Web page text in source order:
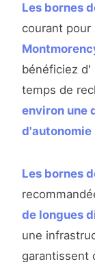
Les bornes
courant
bénéficiez d'
temps de
environ une
d'autonomie
Les bornes
de longues
une
garantissent